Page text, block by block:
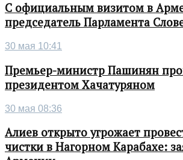
С официальным визитом в
председатель Парламента
30 мая 10:41
Премьер-министр Пашинян
президентом Хачатуряном
30 мая 08:36
Алиев открыто угрожает
чистки в Нагорном Карабахе: